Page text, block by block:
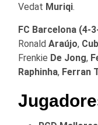
Vedat Muriqi.
FC Barcelona (4-
Ronald Araújo,
Frenkie De Jong,
Raphinha, Ferran